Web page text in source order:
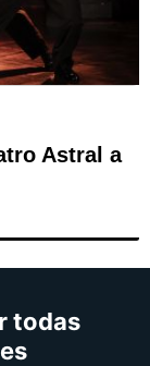
Astral a
todas